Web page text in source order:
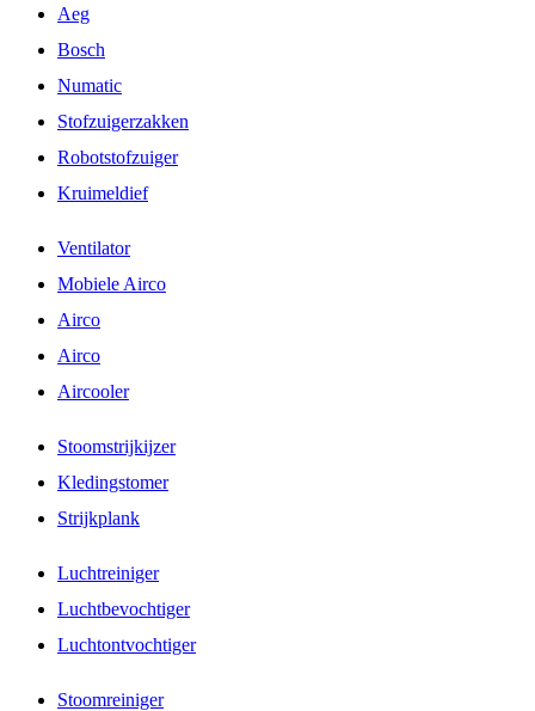
Aeg
Bosch
Numatic
Stofzuigerzakken
Robotstofzuiger
Kruimeldief
Ventilator
Mobiele Airco
Airco
Airco
Aircooler
Stoomstrijkijzer
Kledingstomer
Strijkplank
Luchtreiniger
Luchtbevochtiger
Luchtontvochtiger
Stoomreiniger